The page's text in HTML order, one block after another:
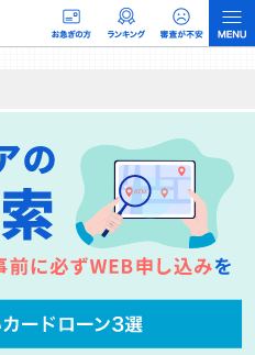
という収益モデルです。 ただし、特定の
集部の調査／ユーザーへの口コミ収集な
行っています。